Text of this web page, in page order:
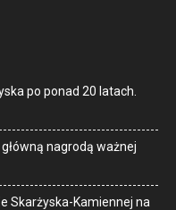
po ponad 20 latach.
nagrodą ważnej
Skarżyska-Kamiennej na